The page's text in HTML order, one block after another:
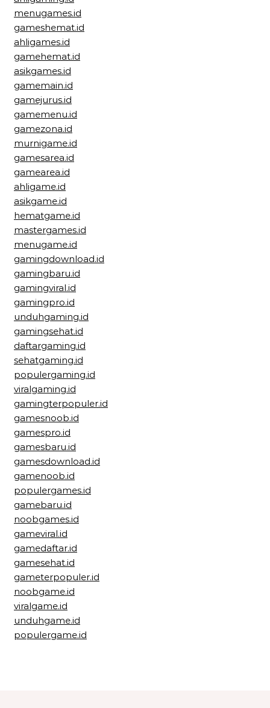
menugames.id
gameshemat.id
ahligames.id
gamehemat.id
asikgames.id
gamemain.id
gamejurus.id
gamemenu.id
gamezona.id
murnigame.id
gamesarea.id
gamearea.id
ahligame.id
asikgame.id
hematgame.id
mastergames.id
menugame.id
gamingdownload.id
gamingbaru.id
gamingviral.id
gamingpro.id
unduhgaming.id
gamingsehat.id
daftargaming.id
sehatgaming.id
populergaming.id
viralgaming.id
gamingterpopuler.id
gamesnoob.id
gamespro.id
gamesbaru.id
gamesdownload.id
gamenoob.id
populergames.id
gamebaru.id
noobgames.id
gameviral.id
gamedaftar.id
gamesehat.id
gameterpopuler.id
noobgame.id
viralgame.id
unduhgame.id
populergame.id